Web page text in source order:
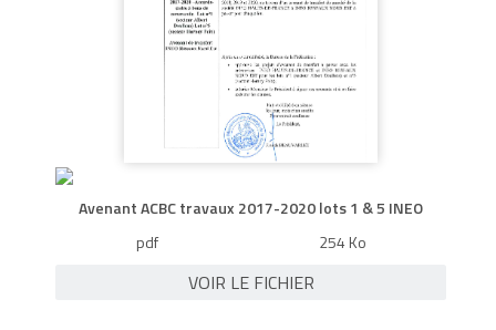
Avenant ACBC travaux 2017-2020 lots 1 & 5 INEO
pdf
254 Ko
VOIR LE FICHIER